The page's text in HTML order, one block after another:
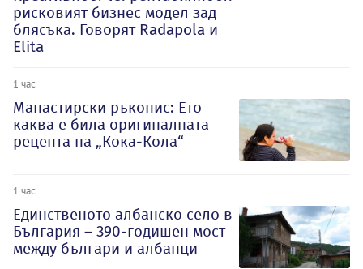
рисковият бизнес модел зад
блясъка. Говорят Radapola и
Elita
1 час
Манастирски ръкопис: Ето
каква е била оригиналната
рецепта на „Кока-Кола“
1 час
Единственото албанско село в
България – 390-годишен мост
между българи и албанци